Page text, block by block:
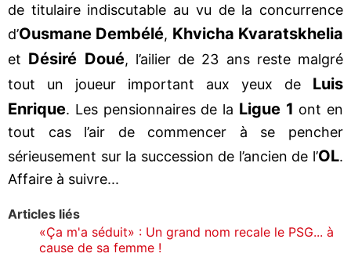
de titulaire indiscutable au vu de la concurrence
d’Ousmane Dembélé, Khvicha Kvaratskhelia
et Désiré Doué, l’ailier de 23 ans reste malgré
tout un joueur important aux yeux de Luis
Enrique. Les pensionnaires de la Ligue 1 ont en
tout cas l’air de commencer à se pencher
sérieusement sur la succession de l’ancien de l’OL.
Affaire à suivre...
Articles liés
«Ça m'a séduit» : Un grand nom recale le PSG... à
cause de sa femme !